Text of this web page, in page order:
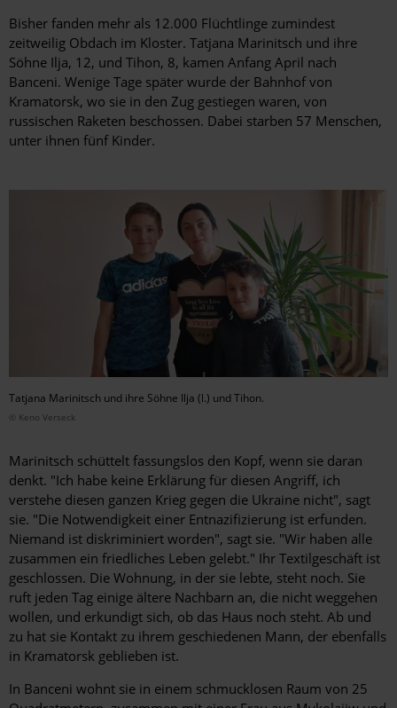
Bisher fanden mehr als 12.000 Flüchtlinge zumindest
zeitweilig Obdach im Kloster. Tatjana Marinitsch und ihre
Söhne Ilja, 12, und Tihon, 8, kamen Anfang April nach
Banceni. Wenige Tage später wurde der Bahnhof von
Kramatorsk, wo sie in den Zug gestiegen waren, von
russischen Raketen beschossen. Dabei starben 57 Menschen,
unter ihnen fünf Kinder.
Tatjana Marinitsch und ihre Söhne Ilja (l.) und Tihon.
© Keno Verseck
Marinitsch schüttelt fassungslos den Kopf, wenn sie daran
denkt. "Ich habe keine Erklärung für diesen Angriff, ich
verstehe diesen ganzen Krieg gegen die Ukraine nicht", sagt
sie. "Die Notwendigkeit einer Entnazifizierung ist erfunden.
Niemand ist diskriminiert worden", sagt sie. "Wir haben alle
zusammen ein friedliches Leben gelebt." Ihr Textilgeschäft ist
geschlossen. Die Wohnung, in der sie lebte, steht noch. Sie
ruft jeden Tag einige ­ältere Nachbarn an, die nicht weggehen
wollen, und erkundigt sich, ob das Haus noch steht. Ab und
zu hat sie Kontakt zu ihrem geschiedenen Mann, der ebenfalls
in Kramatorsk geblieben ist.
In Banceni wohnt sie in einem schmucklosen Raum von 25